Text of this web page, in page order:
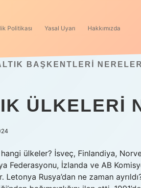
Politikası Yasal Uyarı Hakkımızda
BAŞKENTLERI NERELER
ÜLKELERI
ülkeler? İsveç, Finlandiya,
Federasyonu, İzlanda ve AB
Letonya Rusya’dan ne zaman